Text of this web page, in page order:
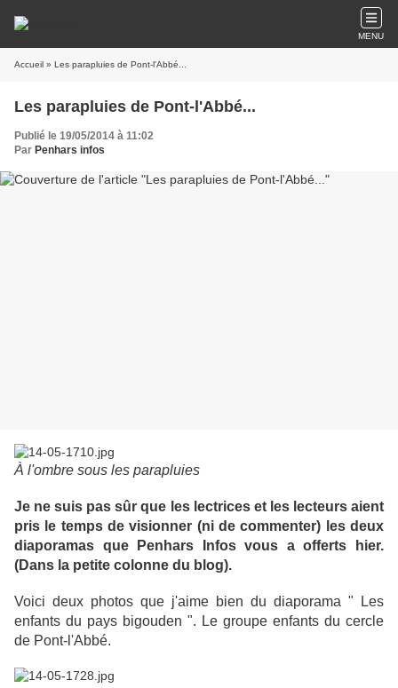
MENU
Accueil » Les parapluies de Pont-l'Abbé...
Les parapluies de Pont-l'Abbé...
Publié le 19/05/2014 à 11:02
Par Penhars infos
À l'ombre sous les parapluies
Je ne suis pas sûr que les lectrices et les lecteurs aient
pris le temps de visionner (ni de commenter) les deux
diaporamas que Penhars Infos vous a offerts hier.
(Dans la petite colonne du blog).
Voici deux photos que j'aime bien du diaporama " Les
enfants du pays bigouden ". Le groupe enfants du cercle
de Pont-l'Abbé.